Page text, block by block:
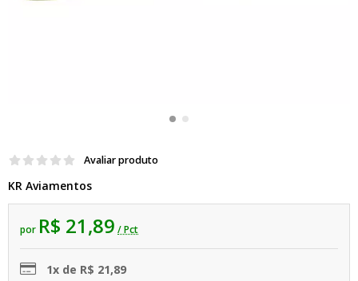
Avaliar produto
KR Aviamentos
por R$ 21,89 / Pct
1x de R$ 21,89